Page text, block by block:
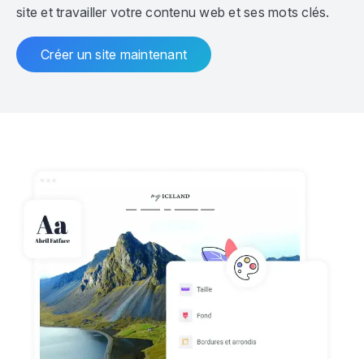
site et travailler votre contenu web et ses mots clés.
Créer un site maintenant